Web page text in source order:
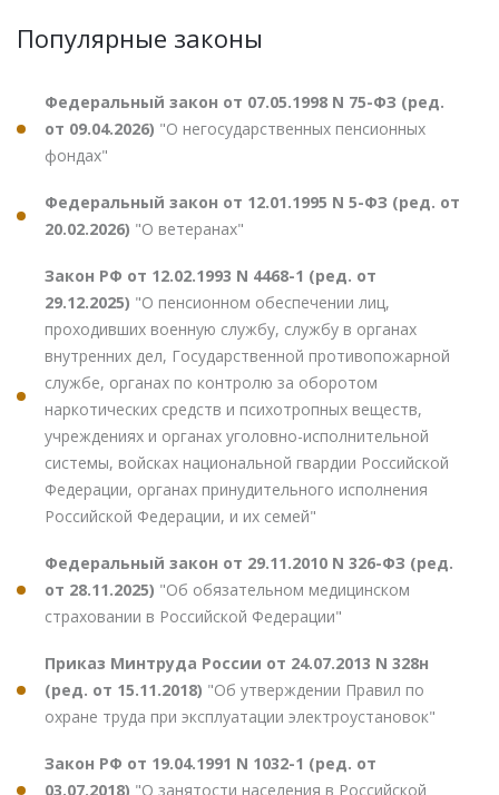
Популярные законы
Федеральный закон от 07.05.1998 N 75-ФЗ (ред.
от 09.04.2026) "О негосударственных пенсионных
фондах"
Федеральный закон от 12.01.1995 N 5-ФЗ (ред. от
20.02.2026) "О ветеранах"
Закон РФ от 12.02.1993 N 4468-1 (ред. от
29.12.2025) "О пенсионном обеспечении лиц,
проходивших военную службу, службу в органах
внутренних дел, Государственной противопожарной
службе, органах по контролю за оборотом
наркотических средств и психотропных веществ,
учреждениях и органах уголовно-исполнительной
системы, войсках национальной гвардии Российской
Федерации, органах принудительного исполнения
Российской Федерации, и их семей"
Федеральный закон от 29.11.2010 N 326-ФЗ (ред.
от 28.11.2025) "Об обязательном медицинском
страховании в Российской Федерации"
Приказ Минтруда России от 24.07.2013 N 328н
(ред. от 15.11.2018) "Об утверждении Правил по
охране труда при эксплуатации электроустановок"
Закон РФ от 19.04.1991 N 1032-1 (ред. от
03.07.2018) "О занятости населения в Российской